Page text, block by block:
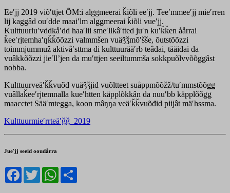
Eeʹjj 2019 viõʹttjet ÕM:i alggmeerai ǩiõli eeʹjj. Teeʹmmeeʹjj mieʹrren
lij kaggâd ouʹdde maaiʹlm alggmeerai ǩiõli vueʹjj.
Kulttuurluʹvddkåʹdd haaʹlii smeʹllkâʹtted juʹn kuʹǩǩen åårrai
ǩeeʹrjtemhaʹŋǩǩõõzzi valmmšen vuäǯǯmõʹšše, õutstõõzzi
toimmjummuž aktivâʹsttma di kulttuurääʹrb teâđai, tääidai da
vuâkkõõzzi jieʹllʼjen da muʹttjen seeiltummša sokkpuõlvvõõǥǥâst
nobba.
Kulttuurveäʹǩǩvuõđ vuäǯǯjid vuõltteet suåppmõõžž/tuʹmmstõõǥǥ
vuâllaǩeeʹrjtemnalla kueʹhtten käpplõkkân da nuuʹbb käpplõõǥǥ
maacctet Sääʹmtegga, koon mâŋŋa veäʹǩǩvuõđid piijât mäʹhssma.
Kulttuurmieʹrrteäʹǧǧ_2019
Jueʹjj seeid ooudårra
Facebook
TwitterWhatsApp